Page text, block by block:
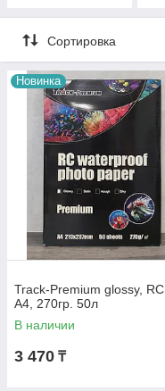
Сортировка
Новинка
Track-Premium glossy, RC,
А4, 270гр. 50л
В наличии
3 470 ₸